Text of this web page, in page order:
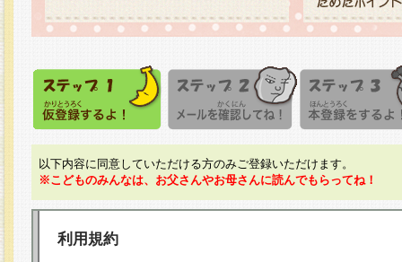
以下内容に同意していただける方のみご登録いただけます。
※こどものみんなは、お父さんやお母さんに読んでもらってね！
利用規約